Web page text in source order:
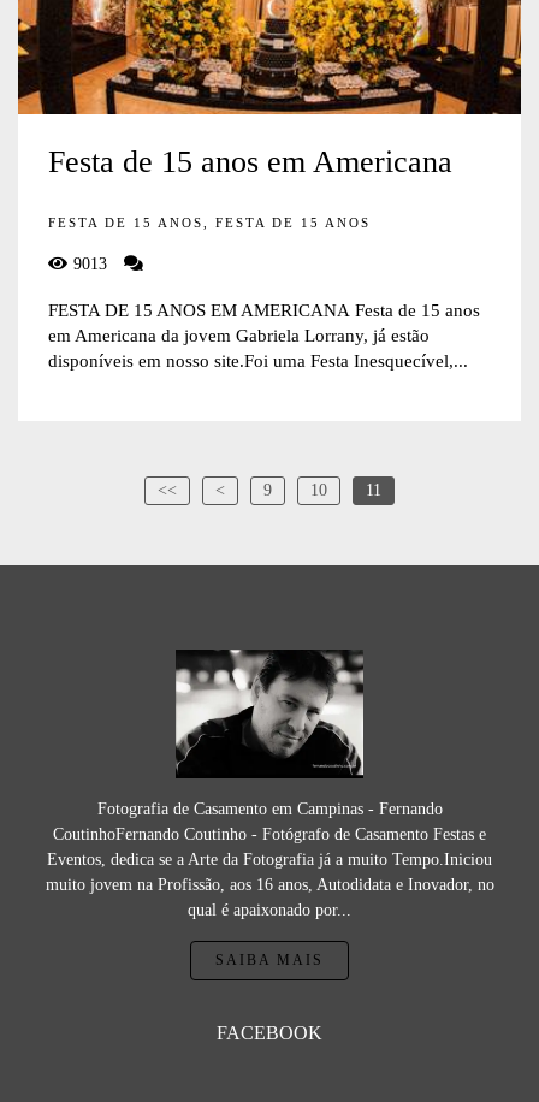
Festa de 15 anos em Americana
FESTA DE 15 ANOS, FESTA DE 15 ANOS
9013
FESTA DE 15 ANOS EM AMERICANA Festa de 15 anos
em Americana da jovem Gabriela Lorrany, já estão
disponíveis em nosso site.Foi uma Festa Inesquecível,...
<< < 9 10 11
Fotografia de Casamento em Campinas - Fernando
CoutinhoFernando Coutinho - Fotógrafo de Casamento Festas e
Eventos, dedica se a Arte da Fotografia já a muito Tempo.Iniciou
muito jovem na Profissão, aos 16 anos, Autodidata e Inovador, no
qual é apaixonado por...
SAIBA MAIS
FACEBOOK